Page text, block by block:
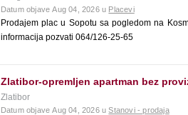
Datum objave Aug 04, 2026 u Placevi
Prodajem plac u Sopotu sa pogledom na
informacija pozvati 064/126-25-65
Zlatibor-opremljen apartman bez
Zlatibor
Datum objave Aug 04, 2026 uStanovi - prodaja